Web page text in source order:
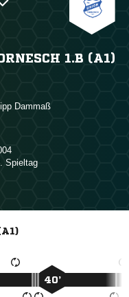
1.B (A1)

Spieltag
40’